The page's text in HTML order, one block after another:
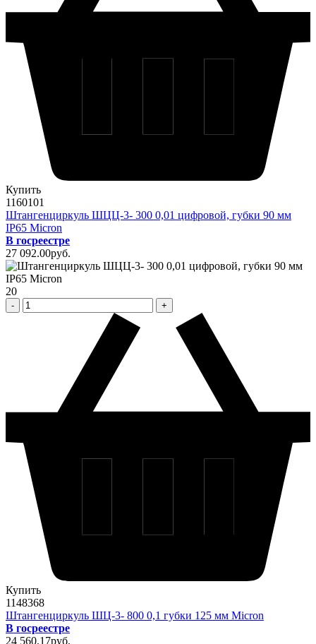
Купить
1160101
Штангенциркуль ШЦЦ-3- 300 0,01 цифровой, губки 90 мм
IP65 Micron
В госреестре
27 092.00pуб.
20
Купить
1148368
Штангенциркуль ШЦ-3- 800 0,1 губки 125 мм Micron
В госреестре
24 560.17pуб.